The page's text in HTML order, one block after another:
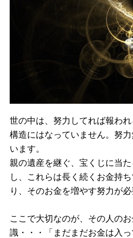
世の中は、努力してれば報わ
構造にはなっていません。努
います。
親の遺産を継ぐ、宝くじに当
し、これらは長く続くお金持
り、そのお金を増やす努力が必
ここで大切なのが、その人の
識・・・「まだまだお金は入